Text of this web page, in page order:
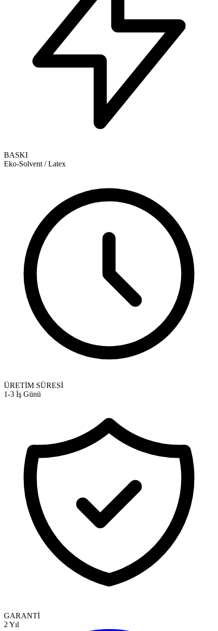
BASKI
Eko-Solvent / Latex
ÜRETİM SÜRESİ
1-3 İş Günü
GARANTİ
2 Yıl